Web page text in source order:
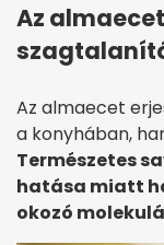
Az
Az almaecet
a konyhában,
Természetes
hatása miatt
okozó